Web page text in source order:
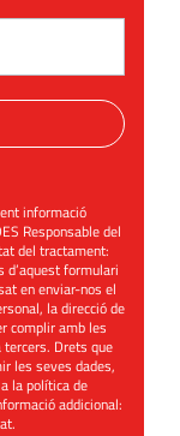
informació
Responsable del
del tractament:
d’aquest formulari
en enviar-nos el
la direcció de
complir amb les
Drets que
les seves dades,
la política de
addicional:
.